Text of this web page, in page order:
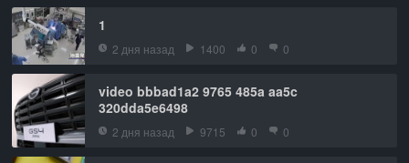
1
2 дня назад 1400 0 0
video bbbad1a2 9765 485a aa5c
320dda5e6498
2 дня назад 9715 0 0